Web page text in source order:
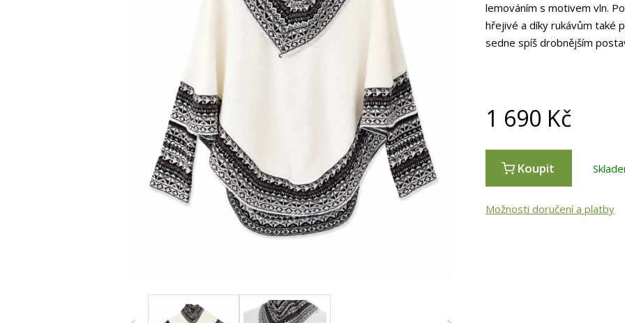
lemováním s motivem vln.
hřejivé a díky rukávům také
sedne spíš drobnějším
1 690 Kč
Koupit
Možnosti doručení a platby